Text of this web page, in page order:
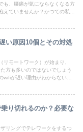
も、腰痛が気にならなくなる方
ていませんか？かつての私も
い原因10個とその対処
リモートワーク）が始まり、
方も多いのではないでしょう
が遅い理由がわからない」
り切れるのか？必要な
リングでテレワークをするつ